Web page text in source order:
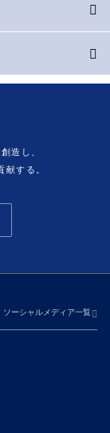
造し、
する。
ソーシャルメディア一覧